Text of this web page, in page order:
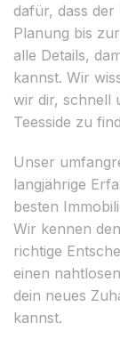
dafür, dass
Planung bis
alle Details,
kannst. Wir
wir dir, schnell
Teesside zu
Unser
langjährige
besten
Wir kennen
richtige
einen
dein neues
kannst.